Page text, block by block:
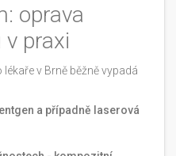
oprava
v praxi
v Brně běžně vypadá
a případně laserová